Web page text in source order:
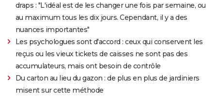
draps : "L'idéal est de les changer une fois par semaine, ou
au maximum tous les dix jours. Cependant, il y a des
nuances importantes"
Les psychologues sont d'accord : ceux qui conservent les
reçus ou les vieux tickets de caisses ne sont pas des
accumulateurs, mais ont besoin de contrôle
Du carton au lieu du gazon : de plus en plus de jardiniers
misent sur cette méthode